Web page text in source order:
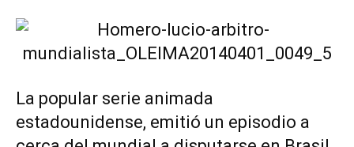
La popular serie animada
estadounidense, emitió un episodio a